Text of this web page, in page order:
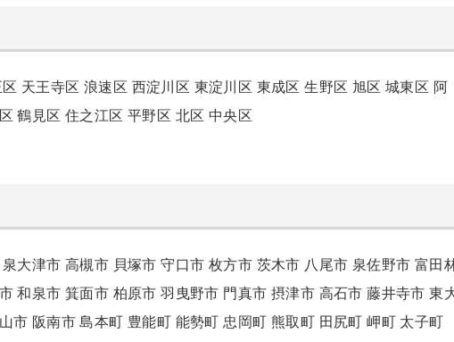
天王寺区 浪速区 西淀川区 東淀川区 東成区 生野区 旭区 城東区 阿
鶴見区 住之江区 平野区 北区 中央区
泉大津市 高槻市 貝塚市 守口市 枚方市 茨木市 八尾市 泉佐野市 富田
和泉市 箕面市 柏原市 羽曳野市 門真市 摂津市 高石市 藤井寺市 東
市 阪南市 島本町 豊能町 能勢町 忠岡町 熊取町 田尻町 岬町 太子町